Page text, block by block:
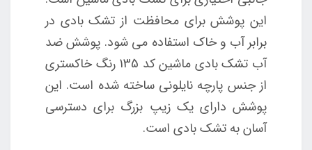
این پوشش برای محافظت از تشک بادی در
برابر آب و خاک استفاده می شود. پوشش ضد
آب تشک بادی ماشین کد 135 رنگ خاکستری
از جنس پارچه نایلونی ساخته شده است. این
پوشش دارای یک زیپ بزرگ برای دسترسی
آسان به تشک بادی است.